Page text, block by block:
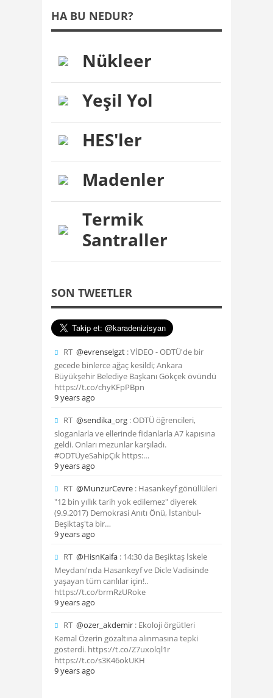
HA BU NEDUR?
Nükleer
Yeşil Yol
HES'ler
Madenler
Termik
Santraller
SON TWEETLER
RT @evrenselgzt : VİDEO - ODTÜ'de bir
gecede binlerce ağaç kesildi; Ankara
Büyükşehir Belediye Başkanı Gökçek övündü
https://t.co/chyKFpPBpn
9 years ago
RT @sendika_org : ODTÜ öğrencileri,
sloganlarla ve ellerinde fidanlarla A7 kapısına
geldi. Onları mezunlar karşıladı.
#ODTÜyeSahipÇık https:…
9 years ago
RT @MunzurCevre : Hasankeyf gönüllüleri
"12 bin yıllık tarih yok edilemez" diyerek
(9.9.2017) Demokrasi Anıtı Önü, İstanbul-
Beşiktaş'ta bir…
9 years ago
RT @HisnKaifa : 14:30 da Beşiktaş İskele
Meydanı'nda Hasankeyf ve Dicle Vadisinde
yaşayan tüm canlılar için!..
https://t.co/brmRzURoke
9 years ago
RT @ozer_akdemir : Ekoloji örgütleri
Kemal Özerin gözaltına alınmasına tepki
gösterdi. https://t.co/Z7uxolql1r
https://t.co/s3K46okUKH
9 years ago